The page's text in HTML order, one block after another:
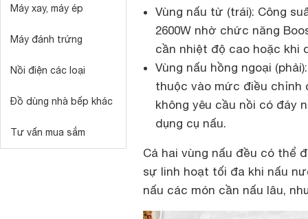
Máy xay, máy ép
Máy đánh trứng
Nồi điện các loại
Đồ dùng nhà bếp khác
Tư vấn mua sắm
Vùng nấu từ (trái): Công
2600W nhờ chức năng
cần nhiệt độ cao hoặc khi
Vùng nấu hồng ngoại
thuộc vào mức điều chỉnh
không yêu cầu nồi có đáy
dụng cụ nấu.
Cả hai vùng nấu đều có thể
sự linh hoạt tối đa khi nấu
nấu các món cần nấu lâu,